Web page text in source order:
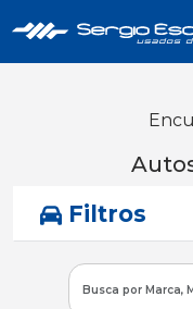
Filtros